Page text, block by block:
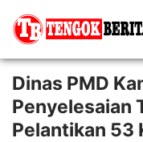
Dinas PMD
Penyelesaian
Pelantikan 53